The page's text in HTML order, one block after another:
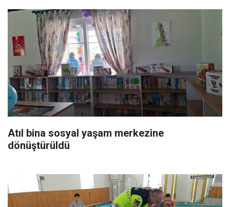
Atıl bina sosyal yaşam merkezine
dönüştürüldü